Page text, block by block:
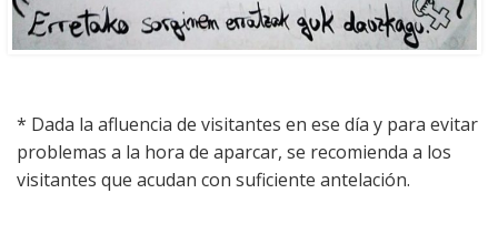
* Dada la afluencia de visitantes en ese día y para evitar
problemas a la hora de aparcar, se recomienda a los
visitantes que acudan con suficiente antelación.